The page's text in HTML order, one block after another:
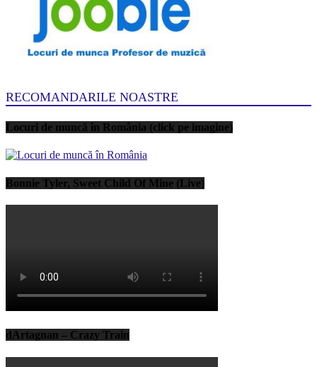
RECOMANDARILE NOASTRE
Locuri de muncă în România (click pe imagine)
Bonnie Tyler, Sweet Child Of Mine (Live)
dArtagnan – Crazy Train